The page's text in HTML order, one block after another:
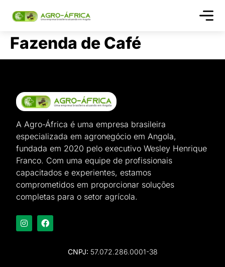
Fazenda de Café
A Agro-África é uma empresa brasileira
especializada em agronegócio em Angola,
fundada em 2020 pelo executivo Wesley Henrique
Franco. Com uma equipe de profissionais
capacitados e experientes, estamos
comprometidos em proporcionar soluções
completas para o setor agrícola.
CNPJ: 57.072.286.0001-38